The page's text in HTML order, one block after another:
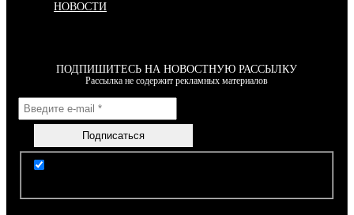
НОВОСТИ
ПОДПИШИТЕСЬ НА НОВОСТНУЮ РАССЫЛКУ
Рассылка не содержит рекламных материалов